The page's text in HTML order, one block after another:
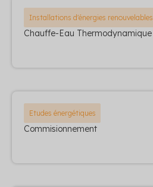
Installations d'énergies renouvelables
Chauffe-Eau Thermodynamique
Etudes énergétiques
Commisionnement